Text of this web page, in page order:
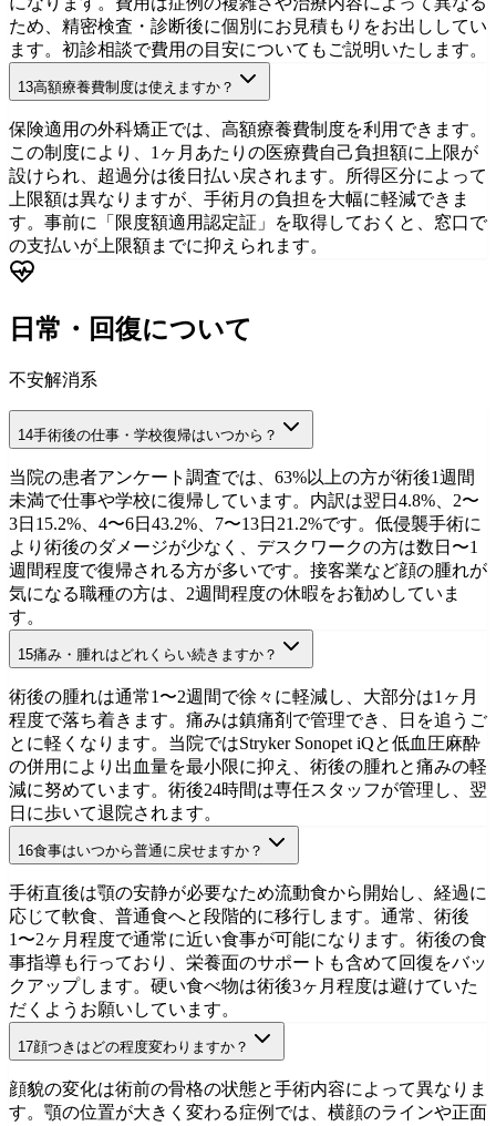
自費外科矯正
初診相談を予約
ため、精密検査・診断後に個別にお見積もりをお出ししてい
ます。初診相談で費用の目安についてもご説明いたします。
13高額療養費制度は使えますか？
初診相談を予約
保険適用の外科矯正では、高額療養費制度を利用できます。
この制度により、1ヶ月あたりの医療費自己負担額に上限が
設けられ、超過分は後日払い戻されます。所得区分によって
上限額は異なりますが、手術月の負担を大幅に軽減できま
す。事前に「限度額適用認定証」を取得しておくと、窓口で
の支払いが上限額までに抑えられます。
日常・回復について
不安解消系
14手術後の仕事・学校復帰はいつから？
Clinical Data
初診相談を予約
当院の患者アンケート調査では、63%以上の方が術後1週間
未満で仕事や学校に復帰しています。内訳は翌日4.8%、2〜
3日15.2%、4〜6日43.2%、7〜13日21.2%です。低侵襲手術に
より術後のダメージが少なく、デスクワークの方は数日〜1
週間程度で復帰される方が多いです。接客業など顔の腫れが
気になる職種の方は、2週間程度の休暇をお勧めしていま
す。
15痛み・腫れはどれくらい続きますか？
手術の安全性
初診相談を予約
術後の腫れは通常1〜2週間で徐々に軽減し、大部分は1ヶ月
程度で落ち着きます。痛みは鎮痛剤で管理でき、日を追うご
とに軽くなります。当院ではStryker Sonopet iQと低血圧麻酔
の併用により出血量を最小限に抑え、術後の腫れと痛みの軽
減に努めています。術後24時間は専任スタッフが管理し、翌
日に歩いて退院されます。
16食事はいつから普通に戻せますか？
治療の流れ
初診相談を予約
手術直後は顎の安静が必要なため流動食から開始し、経過に
応じて軟食、普通食へと段階的に移行します。通常、術後
1〜2ヶ月程度で通常に近い食事が可能になります。術後の食
事指導も行っており、栄養面のサポートも含めて回復をバッ
クアップします。硬い食べ物は術後3ヶ月程度は避けていた
だくようお願いしています。
17顔つきはどの程度変わりますか？
顔貌の変化は術前の骨格の状態と手術内容によって異なりま
す。顎の位置が大きく変わる症例では、横顔のラインや正面